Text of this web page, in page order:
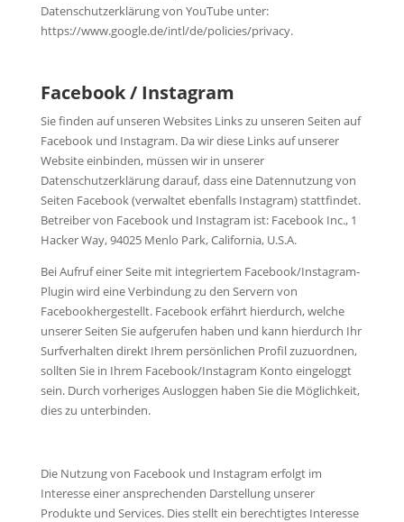
Datenschutzerklärung von YouTube unter:
https://www.google.de/intl/de/policies/privacy.
Facebook / Instagram
Sie finden auf unseren Websites Links zu unseren Seiten auf
Facebook und Instagram. Da wir diese Links auf unserer
Website einbinden, müssen wir in unserer
Datenschutzerklärung darauf, dass eine Datennutzung von
Seiten Facebook (verwaltet ebenfalls Instagram) stattfindet.
Betreiber von Facebook und Instagram ist: Facebook Inc., 1
Hacker Way, 94025 Menlo Park, California, U.S.A.
Bei Aufruf einer Seite mit integriertem Facebook/Instagram-
Plugin wird eine Verbindung zu den Servern von
Facebookhergestellt. Facebook erfährt hierdurch, welche
unserer Seiten Sie aufgerufen haben und kann hierdurch Ihr
Surfverhalten direkt Ihrem persönlichen Profil zuzuordnen,
sollten Sie in Ihrem Facebook/Instagram Konto eingeloggt
sein. Durch vorheriges Ausloggen haben Sie die Möglichkeit,
dies zu unterbinden.
Die Nutzung von Facebook und Instagram erfolgt im
Interesse einer ansprechenden Darstellung unserer
Produkte und Services. Dies stellt ein berechtigtes Interesse